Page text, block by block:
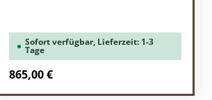
Sofort verfügbar, Lieferzeit: 1-3
Tage
Regulärer Preis:
865,00 €